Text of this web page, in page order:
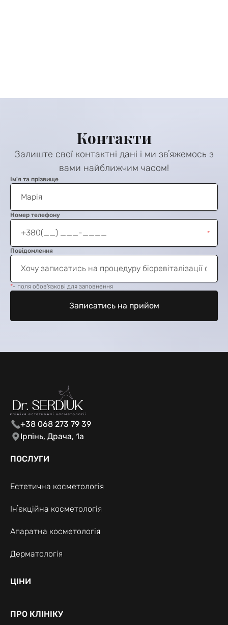
Контакти
Залиште свої контактні дані і ми звʼяжемось з
вами найближчим часом!
Ім'я та прізвище
Номер телефону
*
Повідомлення
*- поля обов'язкові для заповнення
Записатись на прийом
+38 068 273 79 39
Ірпінь, Драча, 1а
ПОСЛУГИ
Естетична косметологія
Інʼєкційна косметологія
Апаратна косметологія
Дерматологія
ЦІНИ
ПРО КЛІНІКУ